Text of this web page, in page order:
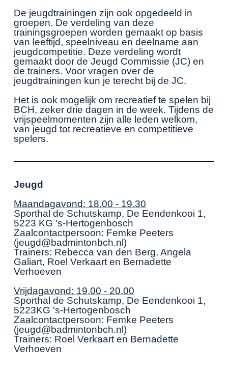
De jeugdtrainingen zijn ook opgedeeld in
groepen. De verdeling van deze
trainingsgroepen worden gemaakt op basis
van leeftijd, speelniveau en deelname aan
jeugdcompetitie. Deze verdeling wordt
gemaakt door de Jeugd Commissie (JC) en
de trainers. Voor vragen over de
jeugdtrainingen kun je terecht bij de JC.
Het is ook mogelijk om recreatief te spelen bij
BCH, zeker drie dagen in de week. Tijdens de
vrijspeelmomenten zijn alle leden welkom,
van jeugd tot recreatieve en competitieve
spelers.
Jeugd
Maandagavond: 18.00 - 19.30
Sporthal de Schutskamp, De Eendenkooi 1,
5223 KG 's-Hertogenbosch
Zaalcontactpersoon: Femke Peeters
(jeugd@badmintonbch.nl)
Trainers: Rebecca van den Berg, Angela
Galiart, Roel Verkaart en Bernadette
Verhoeven
Vrijdagavond: 19.00 - 20.00
Sporthal de Schutskamp, De Eendenkooi 1,
5223KG 's-Hertogenbosch
Zaalcontactpersoon: Femke Peeters
(jeugd@badmintonbch.nl)
Trainers: Roel Verkaart en Bernadette
Verhoeven